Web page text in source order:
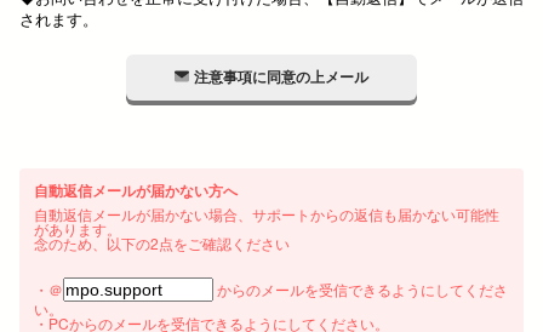
されます。
注意事項に同意の上メール
自動返信メールが届かない方へ
自動返信メールが届かない場合、サポートからの返信も届かない可能性
があります。
念のため、以下の2点をご確認ください
・＠
からのメールを受信できるようにしてくださ
い。
・PCからのメールを受信できるようにしてください。